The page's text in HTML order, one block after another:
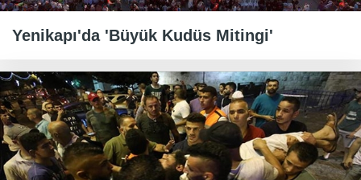
Yenikapı'da 'Büyük Kudüs Mitingi'